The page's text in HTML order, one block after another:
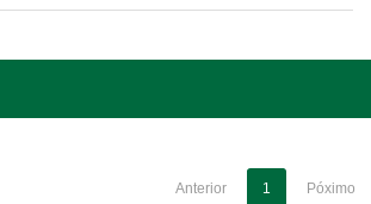
Anterior 1 Póximo